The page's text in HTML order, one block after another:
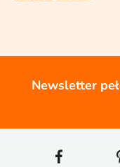
Newsletter